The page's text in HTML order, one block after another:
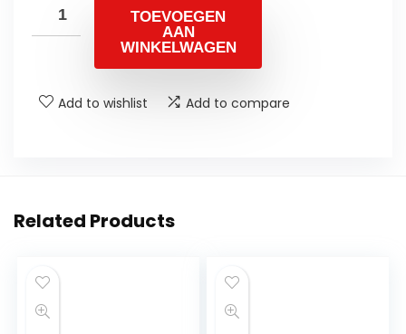
TOEVOEGEN
AAN
WINKELWAGEN
Add to wishlist Add to compare
Related Products